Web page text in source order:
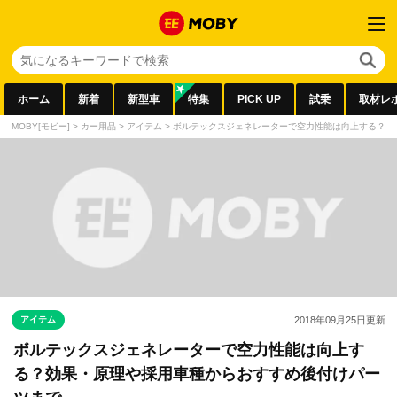
ホーム 新着 新型車 特集 PICK UP 試乗 取材レ
MOBY[モビー] > カー用品 > アイテム > ボルテックスジェネレーターで空力性能は向上する？
アイテム 2018年09月25日更新
ボルテックスジェネレーターで空力性能は向上す
る？効果・原理や採用車種からおすすめ後付けパー